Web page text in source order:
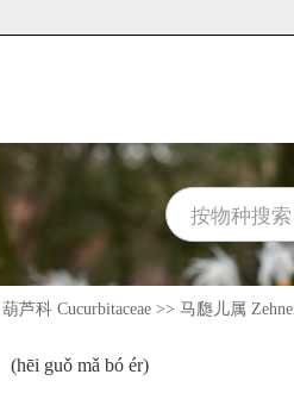
葫芦科 Cucurbitaceae >> 马瓟儿属
(hēi guǒ mǎ bó ér)